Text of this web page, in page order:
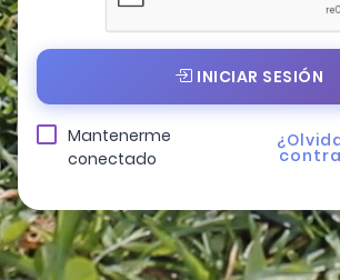
INICIAR SESIÓN
Mantenerme
conectado